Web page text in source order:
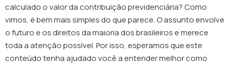
calculado o valor da contribuição previdenciária? Como
vimos, é bem mais simples do que parece. O assunto envolve
o futuro e os direitos da maioria dos brasileiros e merece
toda a atenção possível. Por isso, esperamos que este
conteúdo tenha ajudado você a entender melhor como